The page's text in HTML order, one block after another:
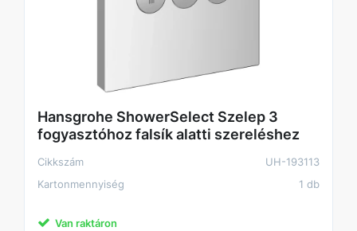
Hansgrohe ShowerSelect Szelep 3
fogyasztóhoz falsík alatti szereléshez
Cikkszám
UH-193113
Kartonmennyiség
1 db
Van raktáron